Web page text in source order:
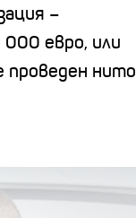
–
евро, или
проведен нито